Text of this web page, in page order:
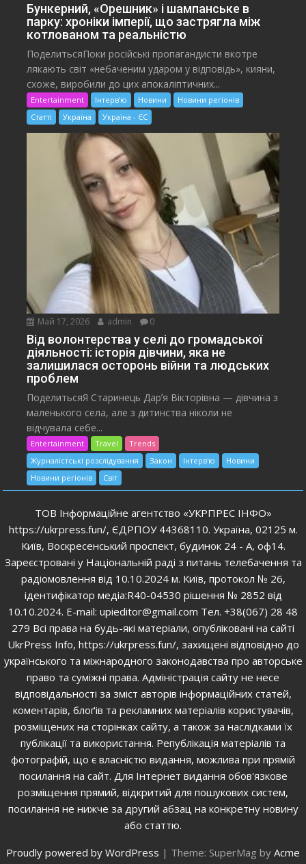
Бункерний, «Орешник» і шампанське в
парку: хроніки імперії, що застрягла між
котлованом та реальністю
ПоделитьсяПоки російські пропагандисти вкотре
лякають світ «небаченим ударом у відповідь», кияни,
схоже, виробили до цих апокаліптичних...
Entertainment Інтерв'ю Новини
Новини регіонів
Статті
Україна Україна - ЄС
Май 17, 2026 admin 0
Від волонтерства у селі до громадської
діяльності: історія дівчини, яка не
залишилася осторонь війни та людських
проблем
ПоделитьсяЯ Старинець Дарʼя Вікторівна — дівчина з
маленького села, але з дитинства ніколи не
відчувала себе...
Entertainment Travel
Trends
Журналістські розслідування
Закон Інтерв'ю
Новини
Новини регіонів
Світ
ТОВ Інформаційне агентство «УКРПРЕС ІНФО»
https://ukrpress.fun/, ЄДРПОУ 44368110. Україна, 02125 м.
Київ, Воскресенський проспект, будинок 24 - А, оф14.
Зареєстровані у Національній раді з питань телебачення та
радіомовлення від 10.10.2024 м. Київ, протокол № 26,
ідентифікатор медіа:R40-04530 рішення № 2852 від
10.10.2024. E-mail: upieditor@gmail.com Тел. +38(067) 28 48
279 Всі права на будь-які матеріали, опубліковані на сайті
UkrPress Info, https://ukrpress.fun/, захищені відповідно до
українського та міжнародного законодавства про авторське
право та суміжні права. Адміністрація сайту не несе
відповідальності за зміст авторів інформаційних статей,
коментарів, блоґів та рекламних матеріалів користувачів,
розміщених на сторінках сайту, а також за наслідками їх
публікації та використання. Републікація матеріалів та
фотографій, що є власністю видання, можлива при прямій
посилання на сайт. Для Інтернет видання обов'язкове
розміщення прямий, відкритий для пошукових систем,
посилання не нижче за другий абзац на конкретну новину
або статтю.
Proudly powered by WordPress | Theme: SuperMag by Acme